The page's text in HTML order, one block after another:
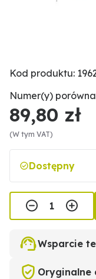
Kod produktu:
Numer(y)
89,80 zł
(W tym VAT)
Dostępny
Wsparcie
Oryginalne